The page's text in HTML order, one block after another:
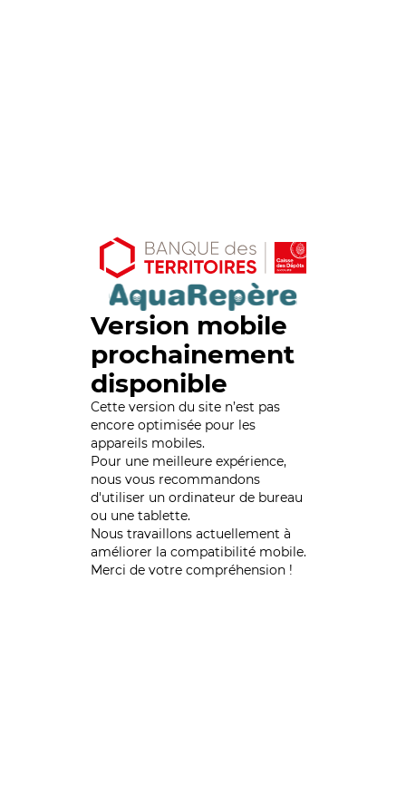
Version mobile
prochainement
disponible
Cette version du site n’est pas
encore optimisée pour les
appareils mobiles.
Pour une meilleure expérience,
nous vous recommandons
d'utiliser un ordinateur de bureau
ou une tablette.
Nous travaillons actuellement à
améliorer la compatibilité mobile.
Merci de votre compréhension !